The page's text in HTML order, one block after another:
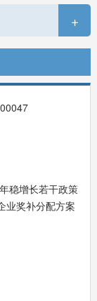
+
稳增长若干政策
业奖补分配方案